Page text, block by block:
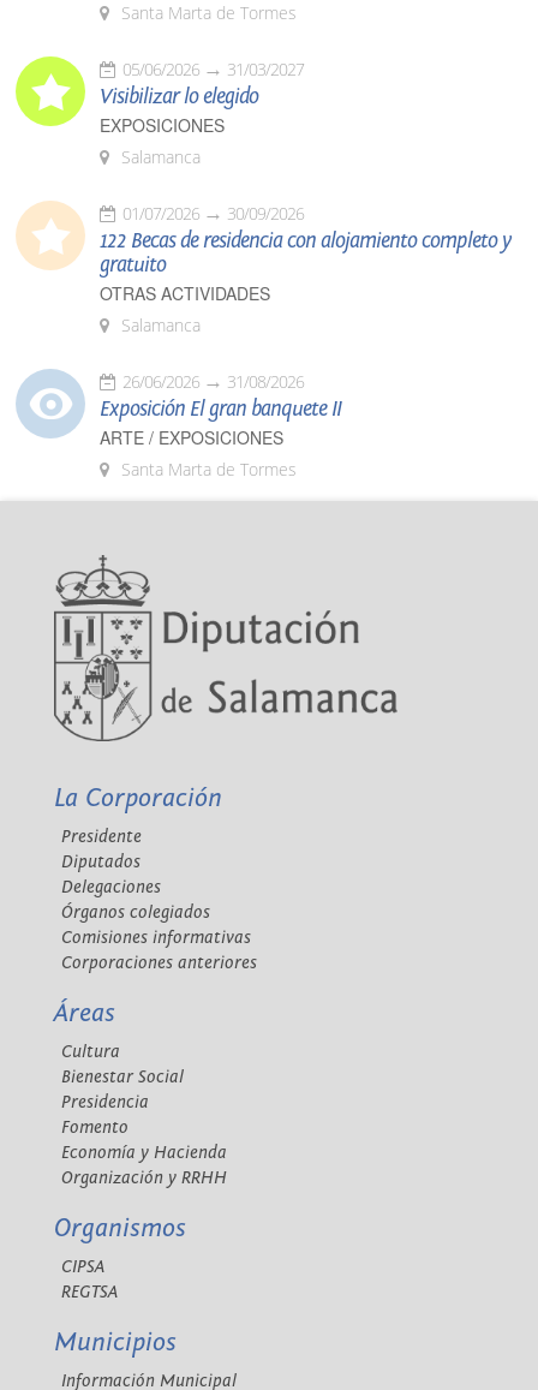
Santa Marta de Tormes
05/06/2026 31/03/2027
Visibilizar lo elegido
EXPOSICIONES
Salamanca
01/07/2026 30/09/2026
122 Becas de residencia con alojamiento completo y
gratuito
OTRAS ACTIVIDADES
Salamanca
26/06/2026 31/08/2026
Exposición El gran banquete II
ARTE / EXPOSICIONES
Santa Marta de Tormes
La Corporación
Presidente
Diputados
Delegaciones
Órganos colegiados
Comisiones informativas
Corporaciones anteriores
Áreas
Cultura
Bienestar Social
Presidencia
Fomento
Economía y Hacienda
Organización y RRHH
Organismos
CIPSA
REGTSA
Municipios
Información Municipal